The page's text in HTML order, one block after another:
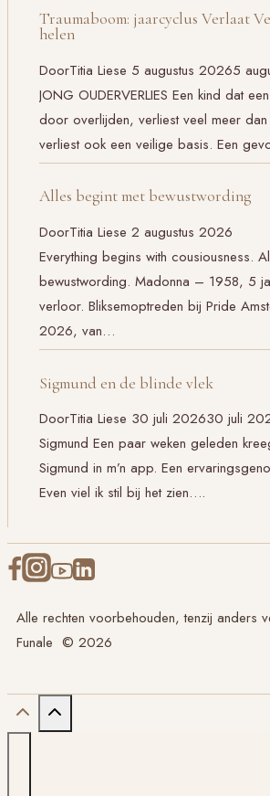
Traumaboom: jaarcyclus Verlaat
helen
DoorTitia Liese 5 augustus 20265
JONG OUDERVERLIES Een kind dat
door overlijden, verliest veel meer
verliest ook een veilige basis. Een
Alles begint met bewustwording
DoorTitia Liese 2 augustus 2026
Everything begins with cousiousness.
bewustwording. Madonna – 1958, 5
verloor. Bliksemoptreden bij Pride
2026, van…
Sigmund en de blinde vlek
DoorTitia Liese 30 juli 202630 juli
Sigmund Een paar weken geleden
Sigmund in m’n app. Een
Even viel ik stil bij het zien….
Alle rechten voorbehouden, tenzij anders
Funale © 2026